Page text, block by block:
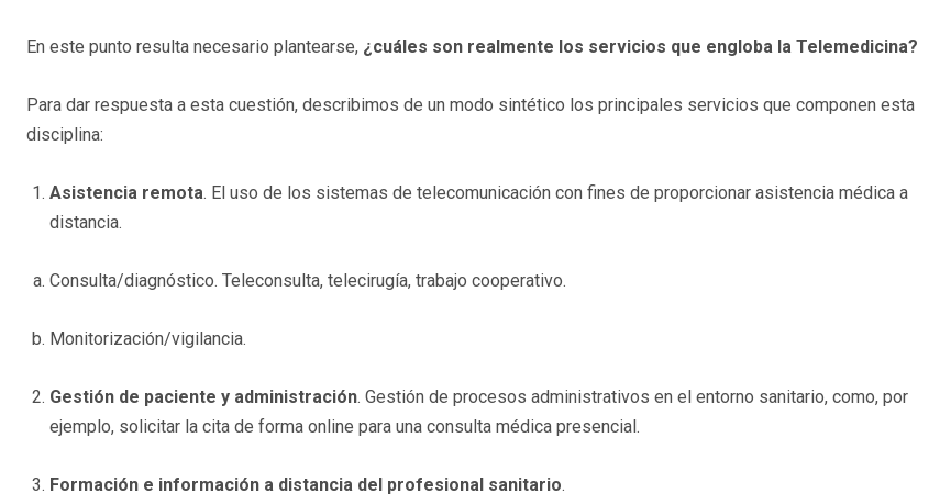
En este punto resulta necesario plantearse, ¿cuáles son realmente los servicios que engloba la Telemedicina?
Para dar respuesta a esta cuestión, describimos de un modo sintético los principales servicios que componen esta
disciplina:
Asistencia remota. El uso de los sistemas de telecomunicación con fines de proporcionar asistencia médica a
distancia.
Consulta/diagnóstico. Teleconsulta, telecirugía, trabajo cooperativo.
Monitorización/vigilancia.
Gestión de paciente y administración. Gestión de procesos administrativos en el entorno sanitario, como, por
ejemplo, solicitar la cita de forma online para una consulta médica presencial.
Formación e información a distancia del profesional sanitario.